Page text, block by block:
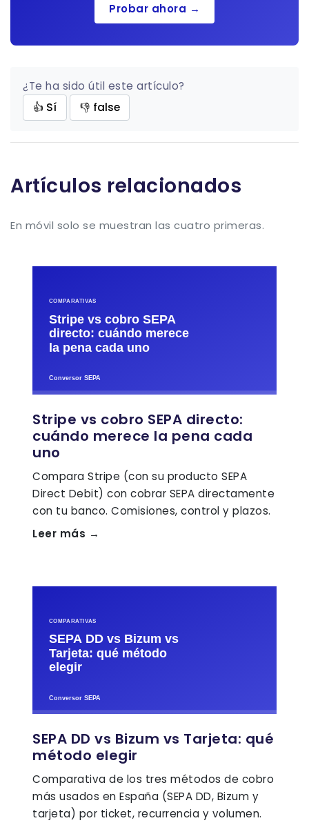
Probar ahora →
¿Te ha sido útil este artículo?
👍 Sí
👎 false
Artículos relacionados
En móvil solo se muestran las cuatro primeras.
Stripe vs cobro SEPA directo:
cuándo merece la pena cada
uno
Compara Stripe (con su producto SEPA
Direct Debit) con cobrar SEPA directamente
con tu banco. Comisiones, control y plazos.
Leer más →
SEPA DD vs Bizum vs Tarjeta: qué
método elegir
Comparativa de los tres métodos de cobro
más usados en España (SEPA DD, Bizum y
tarjeta) por ticket, recurrencia y volumen.